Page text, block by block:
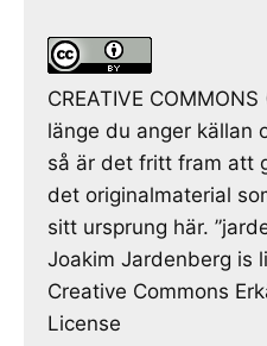
CREATIVE
länge du anger källan
så är det fritt fram att
det originalmaterial
sitt ursprung här.
Joakim Jardenberg is
Creative Commons
License